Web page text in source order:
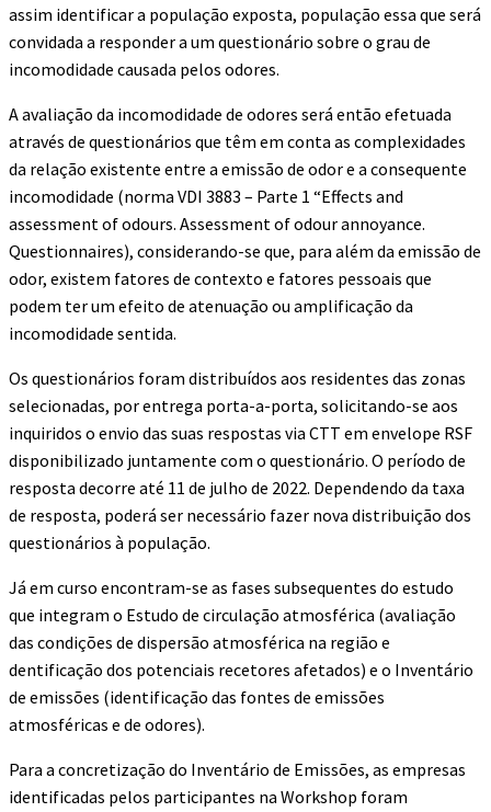
assim identificar a população exposta, população essa que será
convidada a responder a um questionário sobre o grau de
incomodidade causada pelos odores.
A avaliação da incomodidade de odores será então efetuada
através de questionários que têm em conta as complexidades
da relação existente entre a emissão de odor e a consequente
incomodidade (norma VDI 3883 – Parte 1 “Effects and
assessment of odours. Assessment of odour annoyance.
Questionnaires), considerando-se que, para além da emissão de
odor, existem fatores de contexto e fatores pessoais que
podem ter um efeito de atenuação ou amplificação da
incomodidade sentida.
Os questionários foram distribuídos aos residentes das zonas
selecionadas, por entrega porta-a-porta, solicitando-se aos
inquiridos o envio das suas respostas via CTT em envelope RSF
disponibilizado juntamente com o questionário. O período de
resposta decorre até 11 de julho de 2022. Dependendo da taxa
de resposta, poderá ser necessário fazer nova distribuição dos
questionários à população.
Já em curso encontram-se as fases subsequentes do estudo
que integram o Estudo de circulação atmosférica (avaliação
das condições de dispersão atmosférica na região e
dentificação dos potenciais recetores afetados) e o Inventário
de emissões (identificação das fontes de emissões
atmosféricas e de odores).
Para a concretização do Inventário de Emissões, as empresas
identificadas pelos participantes na Workshop foram